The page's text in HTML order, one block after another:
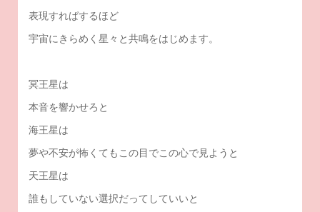
表現すればするほど
宇宙にきらめく星々と共鳴をはじめます。
冥王星は
本音を響かせろと
海王星は
夢や不安が怖くてもこの目でこの心で見ようと
天王星は
誰もしていない選択だってしていいと